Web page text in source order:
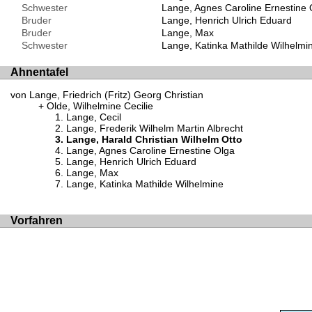
Schwester
Lange, Agnes Caroline Ernestine
Bruder
Lange, Henrich Ulrich Eduard
Bruder
Lange, Max
Schwester
Lange, Katinka Mathilde
Ahnentafel
von Lange, Friedrich (Fritz) Georg Christian
Olde, Wilhelmine Cecilie
Lange, Cecil
Lange, Frederik Wilhelm Martin Albrecht
Lange, Harald Christian Wilhelm Otto
Lange, Agnes Caroline Ernestine Olga
Lange, Henrich Ulrich Eduard
Lange, Max
Lange, Katinka Mathilde Wilhelmine
Vorfahren